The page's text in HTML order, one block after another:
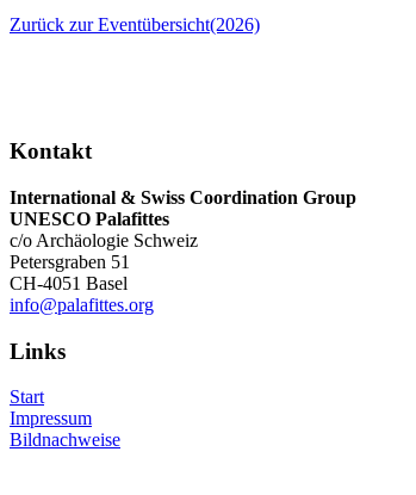
Zurück zur Eventübersicht(2026)
Kontakt
International & Swiss Coordination Group
UNESCO Palafittes
c/o Archäologie Schweiz
Petersgraben 51
CH-4051 Basel
info@palafittes.org
Links
Start
Impressum
Bildnachweise